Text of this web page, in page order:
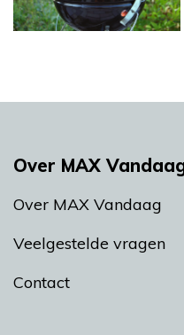
Over MAX
Over MAX Vandaag
Veelgestelde vragen
Contact